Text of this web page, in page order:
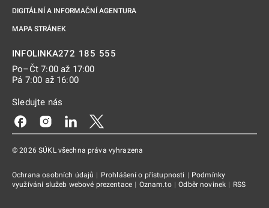
DIGITÁLNÍ A INFORMAČNÍ AGENTURA
MAPA STRÁNEK
INFOLINKA272 185 555
Po–Čt 7:00 až 17:00
Pá 7:00 až 16:00
Sledujte nás
Odkaz se otevře na nové kartě
Odkaz se otevře na nové kartě
Odkaz se otevře na nové kartě
© 2026 SÚKL všechna práva vyhrazena
Ochrana osobních údajů | Prohlášení o přístupnosti | Podmínky
využívání služeb webové prezentace | Oznam.to | Odběr novinek | RSS